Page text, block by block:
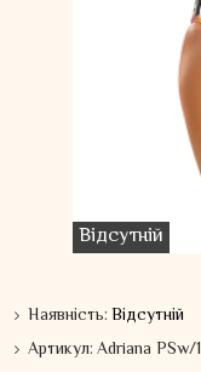
Відсутній
Наявність:Відсутній
Артикул:Adriana PSw/1